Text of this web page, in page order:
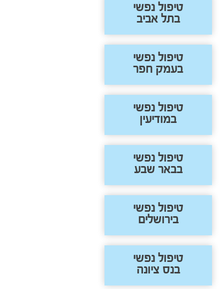
טיפול נפשי
בתל אביב
טיפול נפשי
בעמק חפר
טיפול נפשי
במודיעין
טיפול נפשי
בבאר שבע
טיפול נפשי
בירושלים
טיפול נפשי
בנס ציונה